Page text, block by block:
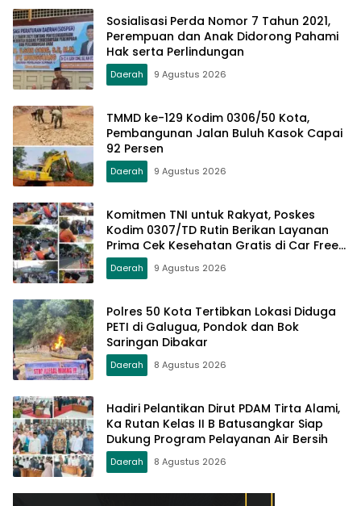
Sosialisasi Perda Nomor 7 Tahun 2021,
Perempuan dan Anak Didorong Pahami
Hak serta Perlindungan
Daerah 9 Agustus 2026
TMMD ke-129 Kodim 0306/50 Kota,
Pembangunan Jalan Buluh Kasok Capai
92 Persen
Daerah 9 Agustus 2026
Komitmen TNI untuk Rakyat, Poskes
Kodim 0307/TD Rutin Berikan Layanan
Prima Cek Kesehatan Gratis di Car Free
Day Setiap Minggu
Daerah 9 Agustus 2026
Polres 50 Kota Tertibkan Lokasi Diduga
PETI di Galugua, Pondok dan Bok
Saringan Dibakar
Daerah 8 Agustus 2026
Hadiri Pelantikan Dirut PDAM Tirta Alami,
Ka Rutan Kelas II B Batusangkar Siap
Dukung Program Pelayanan Air Bersih
Daerah 8 Agustus 2026